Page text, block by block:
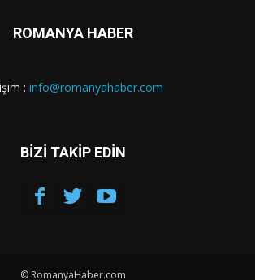
ROMANYA HABER
: info@romanyahaber.com
BİZİ TAKİP EDİN
© RomanyaHaber.com